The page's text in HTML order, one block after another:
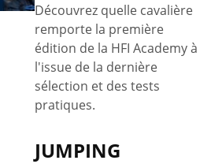
Découvrez quelle cavalière
remporte la première
édition de la HFI Academy à
l'issue de la dernière
sélection et des tests
pratiques.
JUMPING